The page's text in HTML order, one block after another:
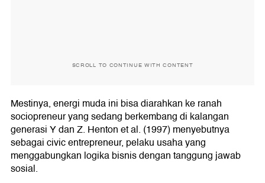
SCROLL TO CONTINUE WITH CONTENT
Mestinya, energi muda ini bisa diarahkan ke ranah
sociopreneur yang sedang berkembang di kalangan
generasi Y dan Z. Henton et al. (1997) menyebutnya
sebagai civic entrepreneur, pelaku usaha yang
menggabungkan logika bisnis dengan tanggung jawab
sosial.